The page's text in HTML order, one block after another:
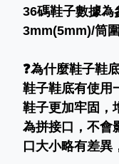
36碼鞋子數據為
3mm(5mm)/筒
❓為什麼鞋子鞋
鞋子鞋底有使用
鞋子更加牢固，
為拼接口，不會
口大小略有差異